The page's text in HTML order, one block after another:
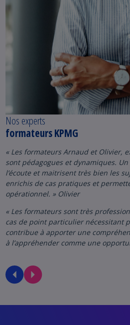
Nos experts
formateurs KPMG
« Les formateurs Arnaud et Olivier,
sont pédagogues et dynamiques.
l’écoute et maitrisent très bien les
enrichis de cas pratiques et
opérationnel. » Olivier
« Les formateurs sont très
cas de point particulier nécessitant
contribue à apporter une
à l’appréhender comme une